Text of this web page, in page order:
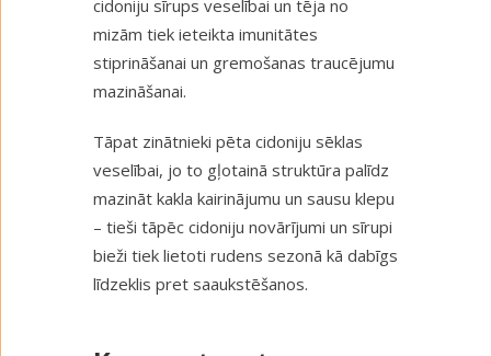
cidoniju sīrups veselībai un tēja no
mizām tiek ieteikta imunitātes
stiprināšanai un gremošanas traucējumu
mazināšanai.
Tāpat zinātnieki pēta cidoniju sēklas
veselībai, jo to gļotainā struktūra palīdz
mazināt kakla kairinājumu un sausu klepu
– tieši tāpēc cidoniju novārījumi un sīrupi
bieži tiek lietoti rudens sezonā kā dabīgs
līdzeklis pret saaukstēšanos.